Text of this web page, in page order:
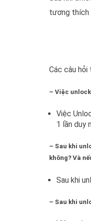
tương thích
Các câu hỏi
– Việc
Việc
1 lần duy
– Sau khi
không? Và
Sau khi
– Sau khi